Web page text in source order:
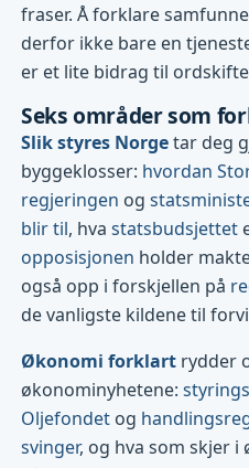
fraser. Å forklare
derfor ikke bare en
er et lite bidrag til
Seks områder som
Slik styres Norgetar deg
byggeklosser: hvordan
regjeringen og
blir til, hvastatsbudsjettet
opposisjonen holder
også opp i forskjellen på
de vanligste kildene til
Økonomi forklart rydder
økonominyhetene:
Oljefondet og
svinger, og hva som skjer